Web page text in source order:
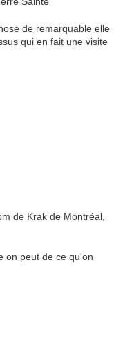
de remarquable elle
qui en fait une visite
de Krak de Montréal,
on peut de ce qu'on